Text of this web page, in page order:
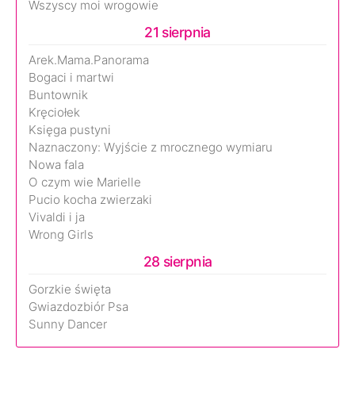
Wszyscy moi wrogowie
21 sierpnia
Arek.Mama.Panorama
Bogaci i martwi
Buntownik
Kręciołek
Księga pustyni
Naznaczony: Wyjście z mrocznego wymiaru
Nowa fala
O czym wie Marielle
Pucio kocha zwierzaki
Vivaldi i ja
Wrong Girls
28 sierpnia
Gorzkie święta
Gwiazdozbiór Psa
Sunny Dancer